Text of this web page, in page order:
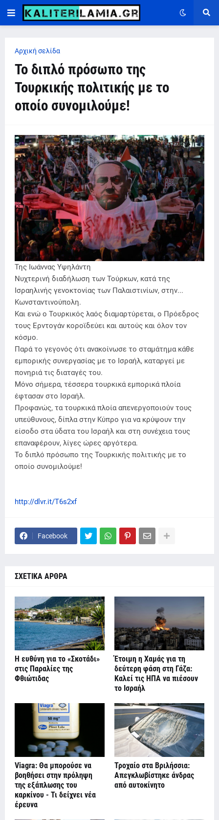
Αρχική σελίδα
Το διπλό πρόσωπο της
Τουρκικής πολιτικής με το
οποίο συνομιλούμε!
Της Ιωάννας Υψηλάντη
Νυχτερινή διαδήλωση των Τούρκων, κατά της
Ισραηλινής γενοκτονίας των Παλαιστινίων, στην...
Κωνσταντινούπολη.
Και ενώ ο Τουρκικός λαός διαμαρτύρεται, ο Πρόεδρος
τους Ερντογάν κοροϊδεύει και αυτούς και όλον τον
κόσμο.
Παρά το γεγονός ότι ανακοίνωσε το σταμάτημα κάθε
εμπορικής συνεργασίας με το Ισραήλ, καταργεί με
πονηριά τις διαταγές του.
Μόνο σήμερα, τέσσερα τουρκικά εμπορικά πλοία
έφτασαν στο Ισραήλ.
Προφανώς, τα τουρκικά πλοία απενεργοποιούν τους
υπεύθυνους, δίπλα στην Κύπρο για να κρύψουν την
είσοδο στα ύδατα του Ισραήλ και στη συνέχεια τους
επαναφέρουν, λίγες ώρες αργότερα.
Το διπλό πρόσωπο της Τουρκικής πολιτικής με το
οποίο συνομιλούμε!
http://dlvr.it/T6s2xf
Facebook
ΣΧΕΤΙΚΑ ΑΡΘΡΑ
Η ευθύνη για το «Σκοτάδι»
στις Παραλίες της
Φθιώτιδας
Έτοιμη η Χαμάς για τη
δεύτερη φάση στη Γάζα:
Καλεί τις ΗΠΑ να πιέσουν
το Ισραήλ
Viagra: Θα μπορούσε να
βοηθήσει στην πρόληψη
της εξάπλωσης του
καρκίνου - Τι δείχνει νέα
έρευνα
Τροχαίο στα Βριλήσσια:
Απεγκλωβίστηκε άνδρας
από αυτοκίνητο